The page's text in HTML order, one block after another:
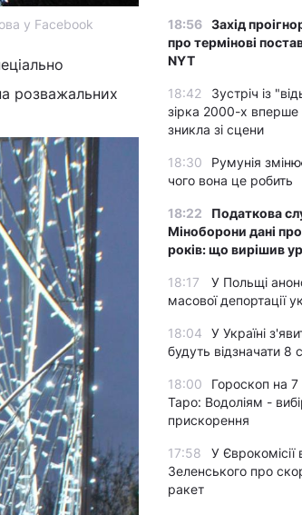
у Facebook
розважальних
18:56 Захід
про термінові
NYT
18:42
Зустріч із
зірка 2000-х
зникла зі сцени
18:30
Румунія
чого вона це робить
18:22
Податкова
Міноборони дані про
років: що вирішив
18:17
У Польщі
масової депортації
18:04
У Україні
будуть відзначати 8
18:00
Гороскоп на
Таро: Водоліям -
прискорення
17:58
У Єврокомісії
Зеленського про
ракет